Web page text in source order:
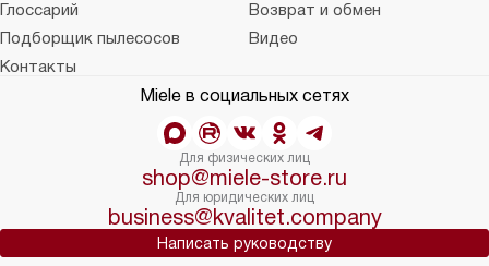
Глоссарий
Возврат и обмен
Подборщик пылесосов
Видео
Контакты
Miele в социальных сетях
Для физических лиц
shop@miele-store.ru
Для юридических лиц
business@kvalitet.company
Написать руководству